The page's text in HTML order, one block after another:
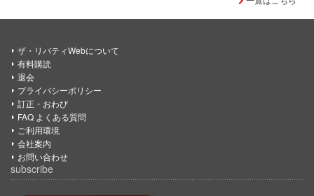
ザ・リバティWebについて
有料購読
退会
プライバシーポリシー
訂正・おわび
FAQ よくある質問
ご利用環境
会社案内
お問い合わせ
subscribe